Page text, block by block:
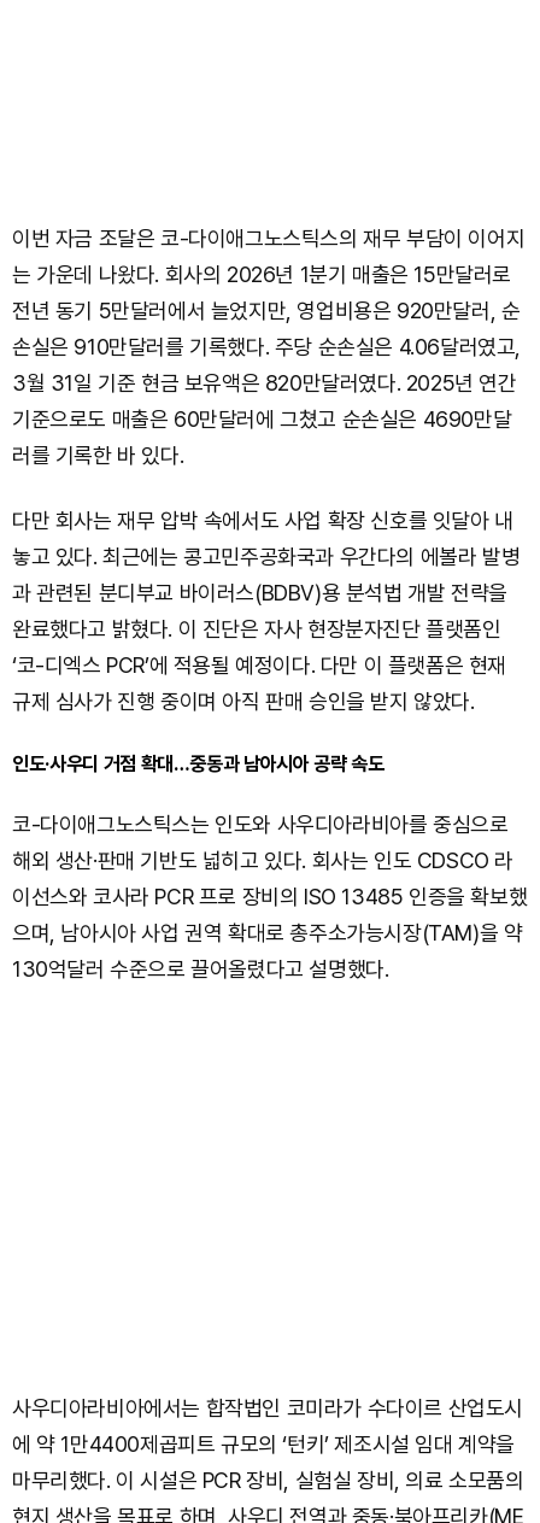
이번 자금 조달은 코-다이애그노스틱스의 재무 부담이 이어지
는 가운데 나왔다. 회사의 2026년 1분기 매출은 15만달러로
전년 동기 5만달러에서 늘었지만, 영업비용은 920만달러, 순
손실은 910만달러를 기록했다. 주당 순손실은 4.06달러였고,
3월 31일 기준 현금 보유액은 820만달러였다. 2025년 연간
기준으로도 매출은 60만달러에 그쳤고 순손실은 4690만달
러를 기록한 바 있다.
다만 회사는 재무 압박 속에서도 사업 확장 신호를 잇달아 내
놓고 있다. 최근에는 콩고민주공화국과 우간다의 에볼라 발병
과 관련된 분디부교 바이러스(BDBV)용 분석법 개발 전략을
완료했다고 밝혔다. 이 진단은 자사 현장분자진단 플랫폼인
‘코-디엑스 PCR’에 적용될 예정이다. 다만 이 플랫폼은 현재
규제 심사가 진행 중이며 아직 판매 승인을 받지 않았다.
인도·사우디 거점 확대…중동과 남아시아 공략 속도
코-다이애그노스틱스는 인도와 사우디아라비아를 중심으로
해외 생산·판매 기반도 넓히고 있다. 회사는 인도 CDSCO 라
이선스와 코사라 PCR 프로 장비의 ISO 13485 인증을 확보했
으며, 남아시아 사업 권역 확대로 총주소가능시장(TAM)을 약
130억달러 수준으로 끌어올렸다고 설명했다.
사우디아라비아에서는 합작법인 코미라가 수다이르 산업도시
에 약 1만4400제곱피트 규모의 ‘턴키’ 제조시설 임대 계약을
마무리했다. 이 시설은 PCR 장비, 실험실 장비, 의료 소모품의
현지 생산을 목표로 하며, 사우디 전역과 중동·북아프리카(ME